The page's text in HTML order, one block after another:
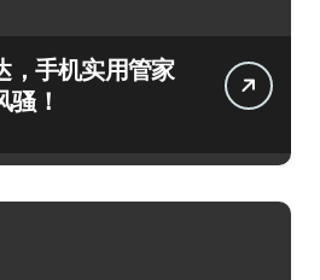
，手机实用管家
！